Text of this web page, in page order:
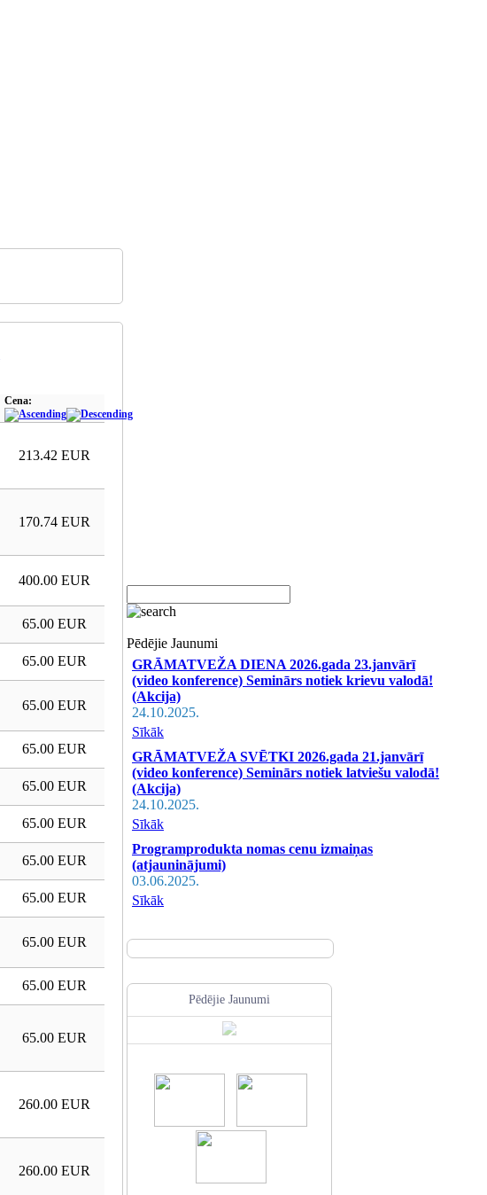
Cena:
213.42 EUR
170.74 EUR
400.00 EUR
65.00 EUR
65.00 EUR
65.00 EUR
65.00 EUR
65.00 EUR
65.00 EUR
65.00 EUR
65.00 EUR
65.00 EUR
65.00 EUR
65.00 EUR
260.00 EUR
260.00 EUR
Pēdējie Jaunumi
GRĀMATVEŽA DIENA 2026.gada 23.janvārī
(video konference) Seminārs notiek krievu valodā!
(Akcija)
24.10.2025.
Sīkāk
GRĀMATVEŽA SVĒTKI 2026.gada 21.janvārī
(video konference) Seminārs notiek latviešu valodā!
(Akcija)
24.10.2025.
Sīkāk
Programprodukta nomas cenu izmaiņas
(atjauninājumi)
03.06.2025.
Sīkāk
Pēdējie Jaunumi